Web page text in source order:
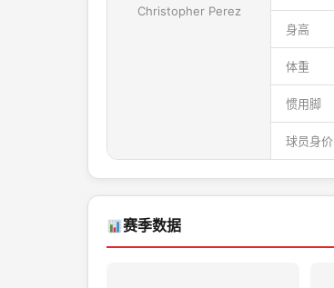
Christopher Perez
身高
体重
惯用脚
球员身价
赛季数据